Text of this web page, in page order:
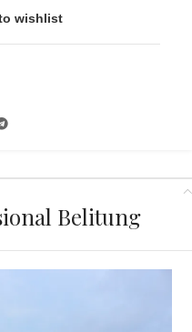
wishlist
Belitung